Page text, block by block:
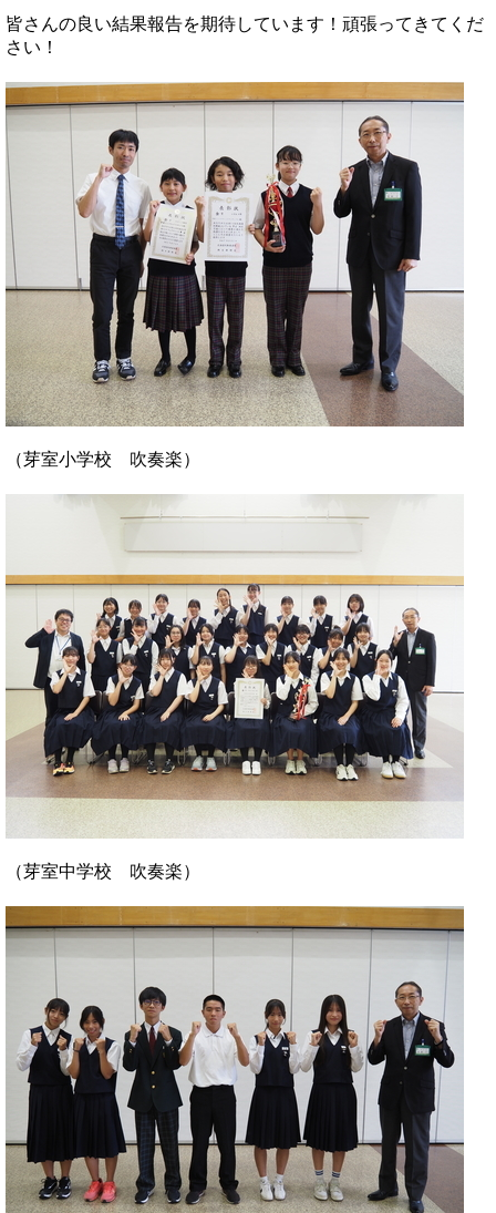
皆さんの良い結果報告を期待しています！頑張ってきてくだ
さい！
（芽室小学校 吹奏楽）
（芽室中学校 吹奏楽）